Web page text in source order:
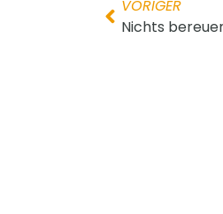
VORIGER
Nichts